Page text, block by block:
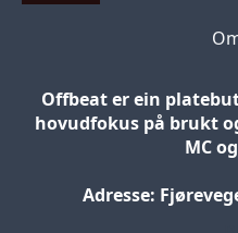
Offbeat er ein
hovudfokus på brukt
MC
Adresse: